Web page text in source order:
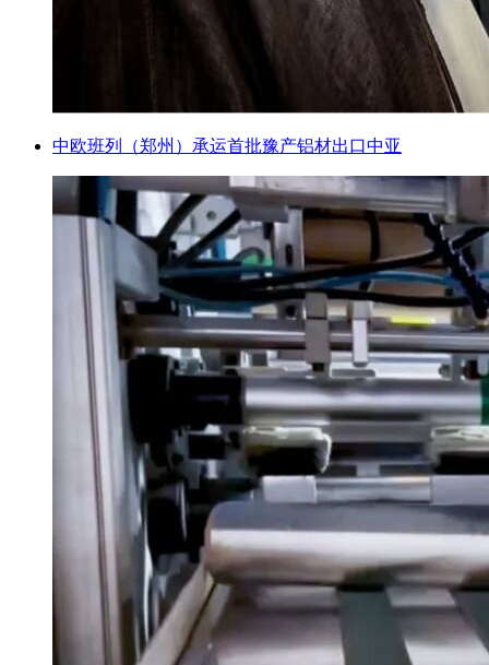
中欧班列（郑州）承运首批豫产铝材出口中亚